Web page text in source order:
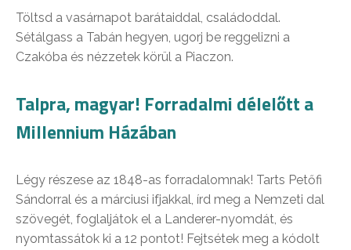
Töltsd a vasárnapot barátaiddal, családoddal.
Sétálgass a Tabán hegyen, ugorj be reggelizni a
Czakóba és nézzetek körül a Piaczon.
Talpra, magyar! Forradalmi délelőtt a
Millennium Házában
Légy részese az 1848-as forradalomnak! Tarts Petőfi
Sándorral és a márciusi ifjakkal, írd meg a Nemzeti dal
szövegét, foglaljátok el a Landerer-nyomdát, és
nyomtassátok ki a 12 pontot! Fejtsétek meg a kódolt